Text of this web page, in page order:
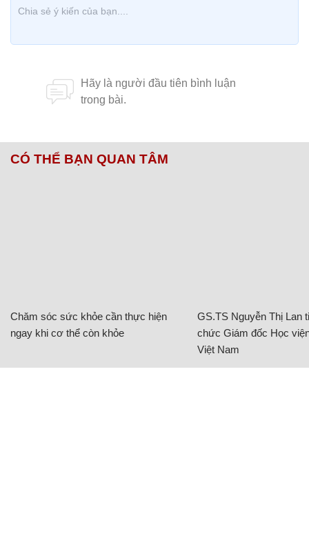
CÓ THỂ BẠN QUAN TÂM
Chăm sóc sức khỏe cần thực hiện
ngay khi cơ thể còn khỏe
GS.TS Nguyễn Thị Lan
chức Giám đốc Học
Việt Nam